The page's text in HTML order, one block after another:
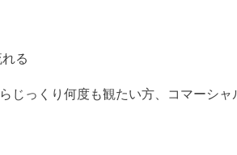
る
じっくり何度も観たい方、コマーシャ